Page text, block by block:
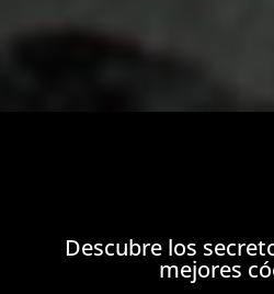
Descubre los
mejores